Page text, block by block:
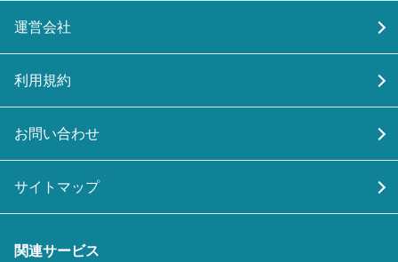
運営会社
利用規約
お問い合わせ
サイトマップ
関連サービス